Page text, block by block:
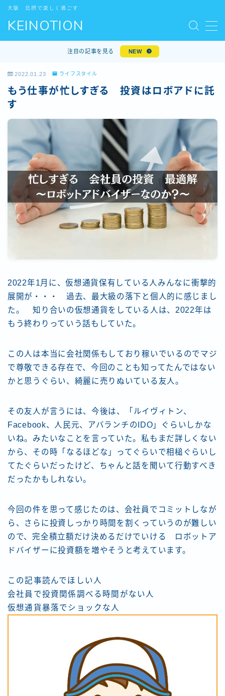
KEINOTION
大阪 北摂で楽しく過ごす
デモプリセット記事 #5
プライバシーポリシー
プライバシーポリシー
プロフィール
利用規約／特定商取引法に基づく表記
問い合わせ
有料記事の決済完了ページ
特定商取引法に基づく表記
運営者情報
注目の記事を見る NEW
2022.01.23 ライフスタイル
もう仕事が忙しすぎる 投資はロボアドに託
す
2022年1月に、仮想通貨保有している人みんなに衝撃的
展開が・・・ 過去、最大級の落下と個人的に感じまし
た。 知り合いの仮想通貨をしている人は、2022年は
もう終わりっていう話もしていた。
この人は本当に会社関係もしており稼いでいるのでマジ
で尊敬できる存在で、今回のことも知ってたんではない
かと思うぐらい、綺麗に売りぬいている友人。
その友人が言うには、 今後は、「ルイヴィトン、
Facebook、人民元、アバランチのIDO」
ぐらいしかな
いね。みたいなことを言っていた。私もまだ詳しくない
から、その時「なるほどな」ってぐらいで相槌ぐらいし
てたぐらいだったけど、ちゃんと話を聞いて行動すべき
だったかもしれない。
今回の件を思って感じたのは、会社員でコミットしなが
ら、さらに投資しっかり時間を割くっていうのが難しい
ので、完全積立額だけ決めるだけでいける ロボットア
ドバイザーに投資額を増やそうと考えています。
この記事読んでほしい人
会社員で投資関係調べる時間がない人
仮想通貨暴落でショックな人